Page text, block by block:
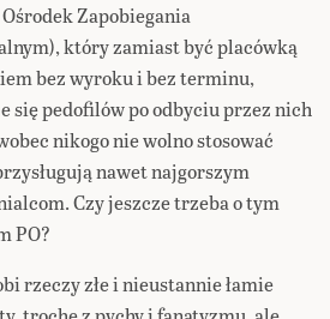
Zapobiegania
który zamiast być placówką
bez wyroku i bez terminu,
pedofilów po odbyciu przez nich
nikogo nie wolno stosować
nawet najgorszym
Czy jeszcze trzeba o tym
PO?
rzeczy złe i nieustannie łamie